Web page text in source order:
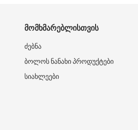
ᲛᲝᲛᲮᲛᲐᲠᲔᲑᲚᲘᲡᲗᲕᲘᲡ
ძებნა
ბოლოს ნანახი პროდუქტები
სიახლეები